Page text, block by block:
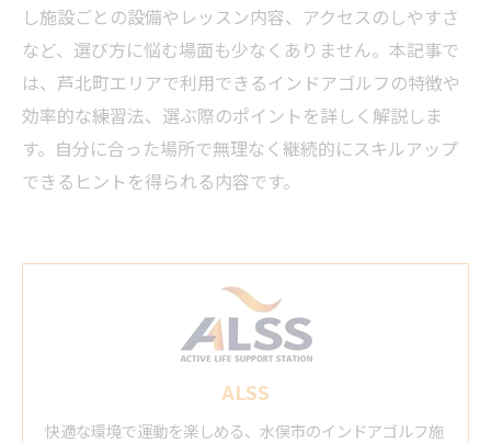
し施設ごとの設備やレッスン内容、アクセスのしやすさ
など、選び方に悩む場面も少なくありません。本記事で
は、芦北町エリアで利用できるインドアゴルフの特徴や
効率的な練習法、選ぶ際のポイントを詳しく解説しま
す。自分に合った場所で無理なく継続的にスキルアップ
できるヒントを得られる内容です。
ALSS
快適な環境で運動を楽しめる、水俣市のインドアゴルフ施